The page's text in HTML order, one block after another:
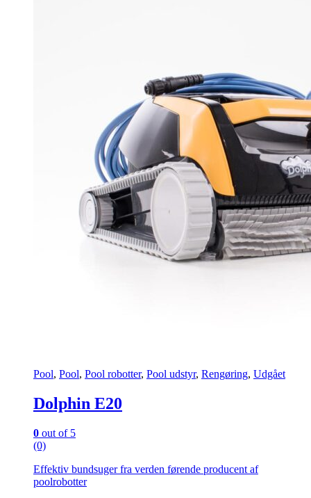
Pool, Pool, Pool robotter, Pool udstyr, Rengøring, Udgået
Dolphin E20
0 out of 5
(0)
Effektiv bundsuger fra verden førende producent af
poolrobotter